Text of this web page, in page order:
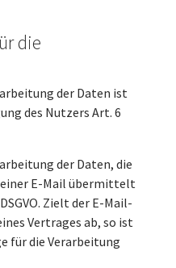
die
der Daten ist
des Nutzers Art. 6
der Daten, die
einer E-Mail übermittelt
Zielt der E-Mail-
Vertrages ab, so ist
für die Verarbeitung